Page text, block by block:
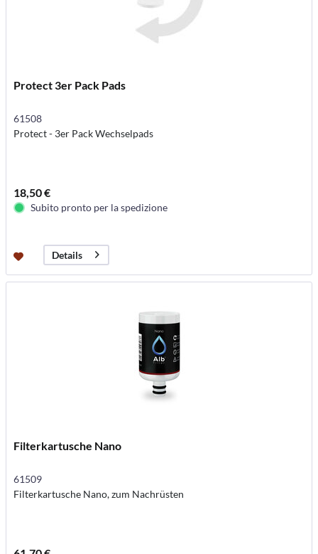
Protect 3er Pack Pads
61508
Protect - 3er Pack Wechselpads
18,50 €
Subito pronto per la spedizione
Details
Filterkartusche Nano
61509
Filterkartusche Nano, zum Nachrüsten